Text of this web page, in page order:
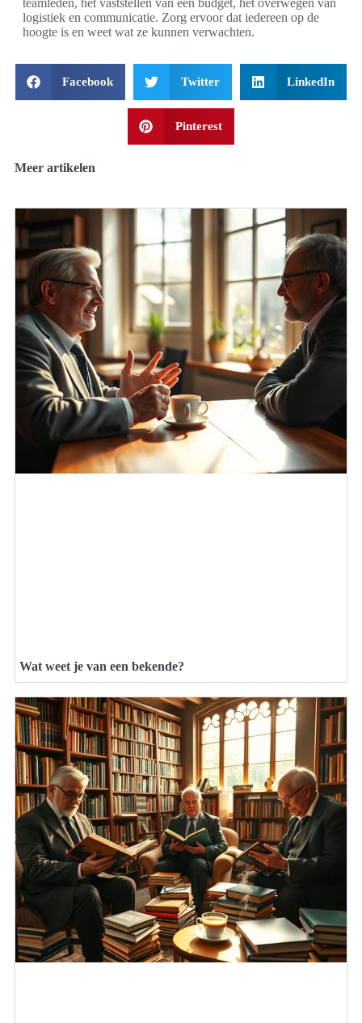
teamleden, het vaststellen van een budget, het overwegen van
logistiek en communicatie. Zorg ervoor dat iedereen op de
hoogte is en weet wat ze kunnen verwachten.
Facebook Twitter LinkedIn
Pinterest
Meer artikelen
Wat weet je van een bekende?